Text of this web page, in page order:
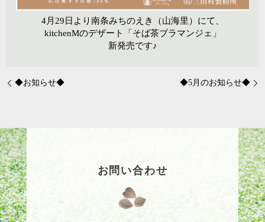
4月29日より南条みちのえき（山海里）にて、
kitchenMのデザート「そば茶ブラマンジェ」
新発売です♪
◆お知らせ◆ ◆5月のお知らせ◆
お問い合わせ